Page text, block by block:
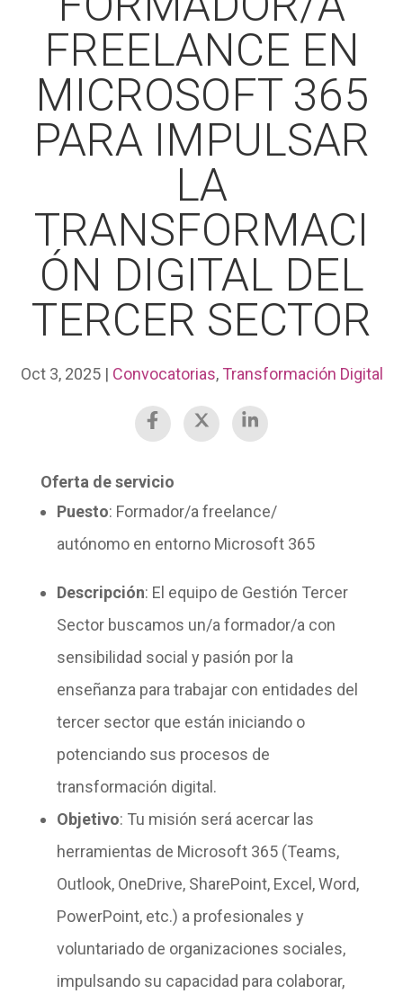
FREELANCE EN
MICROSOFT 365
PARA IMPULSAR
LA
TRANSFORMACI
ÓN DIGITAL DEL
TERCER SECTOR
Oct 3, 2025| Convocatorias, Transformación Digital
Oferta deservicio
Puesto: Formador/a freelance/
autónomo en entorno Microsoft 365
Descripción: El equipo de Gestión Tercer
Sector buscamos un/a formador/a con
sensibilidad social y pasión por la
enseñanza para trabajar con entidades del
tercer sector que están iniciando o
potenciando sus procesos de
transformación digital.
Objetivo: Tu misión será acercar las
herramientas de Microsoft 365 (Teams,
Outlook, OneDrive, SharePoint, Excel, Word,
PowerPoint, etc.) a profesionales y
voluntariado de organizaciones sociales,
impulsando su capacidad para colaborar,